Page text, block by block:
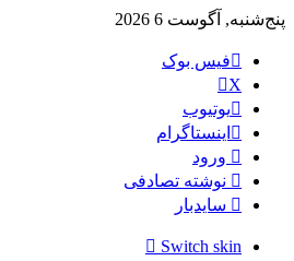
پنج‌شنبه, آگوست 6 2026
فیس بوک
X
یوتیوب
اینستاگرام
ورود
نوشته تصادفی
سایدبار
Switch skin